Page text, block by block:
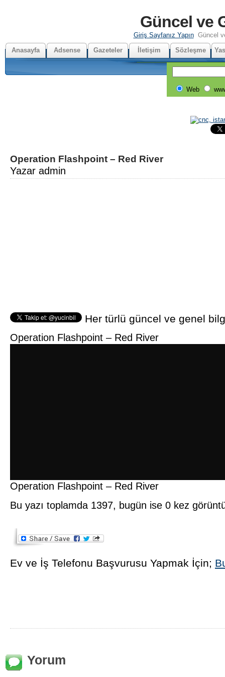
Güncel ve
Giriş Sayfanız Yapın Güncel
Anasayfa
Adsense Gazeteler İletişim Sözleşme
Web
Operation Flashpoint – Red River
Yazar admin
Her türlü güncel ve genel
Operation Flashpoint – Red River
Operation Flashpoint – Red River
Bu yazı toplamda 1397, bugün ise 0 kez
Ev ve İş Telefonu Başvurusu Yapmak İçin;
Yorum